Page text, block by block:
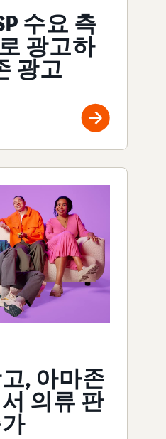
수요 측
광고하
광고
, 아마존
의류 판